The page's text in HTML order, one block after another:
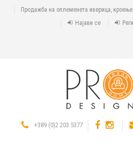
Продажба на оплеменета иверица,
Најави се
+389 (0)2 203 5377